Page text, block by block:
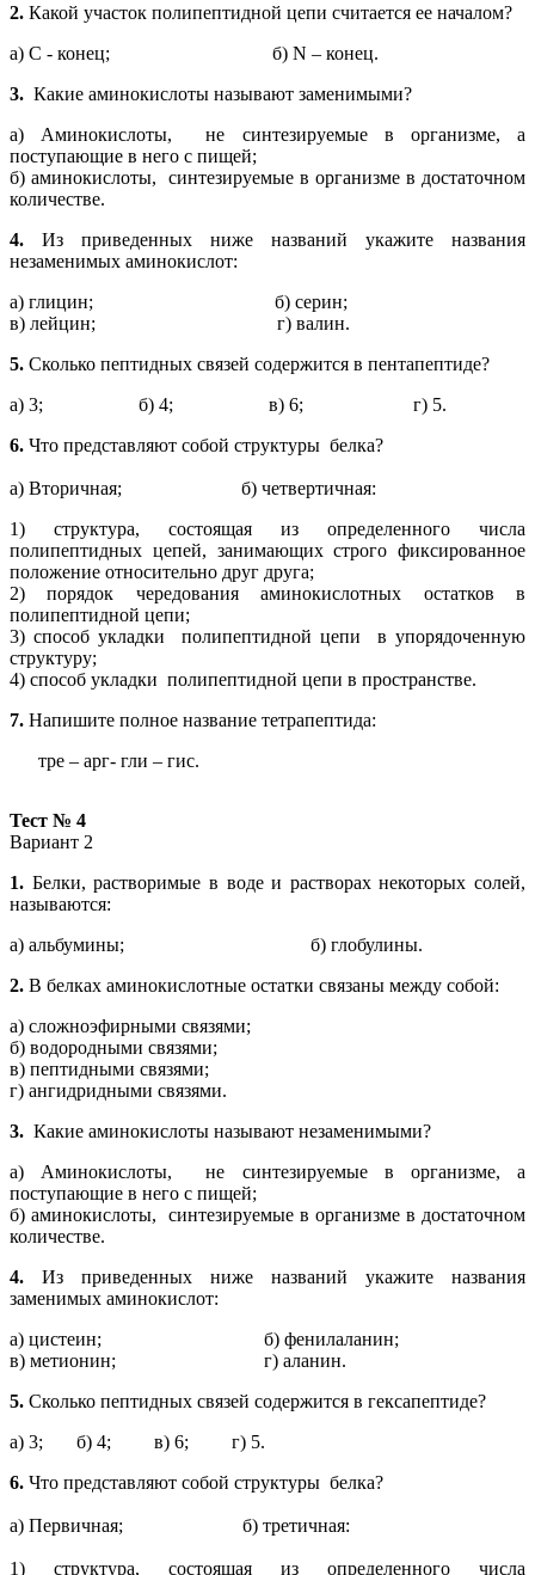
2. Какой участок полипептидной цепи считается ее началом?
а) C - конец; б) N – конец.
3. Какие аминокислоты называют заменимыми?
а) Аминокислоты, не синтезируемые в организме, а
поступающие в него с пищей;
б) аминокислоты, синтезируемые в организме в достаточном
количестве.
4. Из приведенных ниже названий укажите названия
незаменимых аминокислот:
а) глицин; б) серин;
в) лейцин; г) валин.
5. Сколько пептидных связей содержится в пентапептиде?
а) 3; б) 4; в) 6; г) 5.
6. Что представляют собой структуры белка?
а) Вторичная; б) четвертичная:
1) структура, состоящая из определенного числа
полипептидных цепей, занимающих строго фиксированное
положение относительно друг друга;
2) порядок чередования аминокислотных остатков в
полипептидной цепи;
3) способ укладки полипептидной цепи в упорядоченную
структуру;
4) способ укладки полипептидной цепи в пространстве.
7. Напишите полное название тетрапептида:
тре – арг- гли – гис.
Тест № 4
Вариант 2
1. Белки, растворимые в воде и растворах некоторых солей,
называются:
а) альбумины; б) глобулины.
2. В белках аминокислотные остатки связаны между собой:
а) сложноэфирными связями;
б) водородными связями;
в) пептидными связями;
г) ангидридными связями.
3. Какие аминокислоты называют незаменимыми?
а) Аминокислоты, не синтезируемые в организме, а
поступающие в него с пищей;
б) аминокислоты, синтезируемые в организме в достаточном
количестве.
4. Из приведенных ниже названий укажите названия
заменимых аминокислот:
а) цистеин; б) фенилаланин;
в) метионин; г) аланин.
5. Сколько пептидных связей содержится в гексапептиде?
а) 3; б) 4; в) 6; г) 5.
6. Что представляют собой структуры белка?
а) Первичная; б) третичная:
1) структура, состоящая из определенного числа